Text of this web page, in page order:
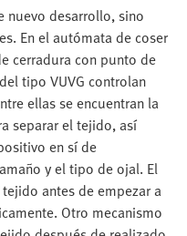
nuevo desarrollo, sino
En el autómata de coser
cerradura con punto de
tipo VUVG controlan
ellas se encuentran la
separar el tejido, así
en sí de
y el tipo de ojal. El
antes de empezar a
Otro mecanismo